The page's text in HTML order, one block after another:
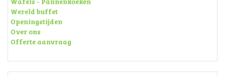
Wereld buffet
Openingstijden
Over ons
Offerte aanvraag